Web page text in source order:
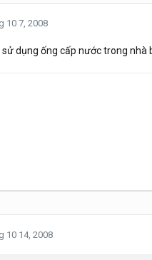
10 7, 2008
dụng ống cấp nước trong nhà
10 14, 2008